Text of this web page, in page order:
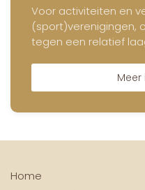
Voor activiteiten en
(sport)verenigingen,
tegen een relatief
Home